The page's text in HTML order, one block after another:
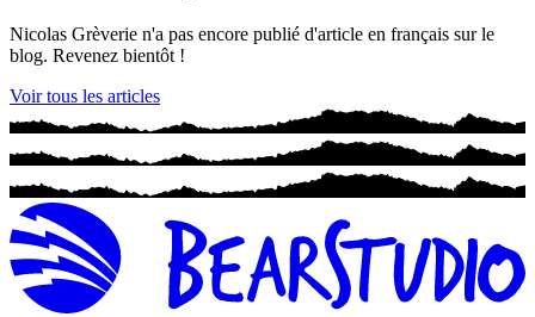
Nicolas Grèverie n'a pas encore publié d'article en français sur le
blog. Revenez bientôt !
Voir tous les articles